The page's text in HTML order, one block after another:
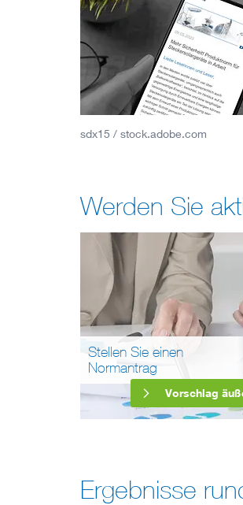
sdx15 / stock.adobe.com
Werden Sie
Stellen Sie einen
Normantrag
Vorschlag
Ergebnisse